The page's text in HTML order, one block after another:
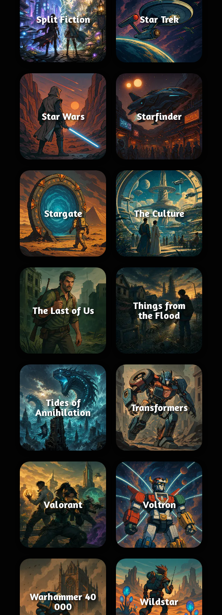
Split Fiction Star Trek
Star Wars Starfinder
Stargate The Culture
The Last of Us
Things from
the Flood
Tides of
Annihilation
Transformers
Valorant Voltron
Warhammer 40
000
Wildstar